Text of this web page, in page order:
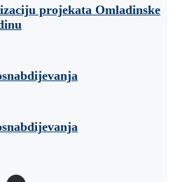
projekata Omladinske